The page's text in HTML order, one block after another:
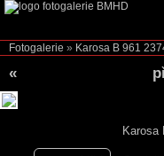
Fotogalerie » Karosa B 961
«
Karosa